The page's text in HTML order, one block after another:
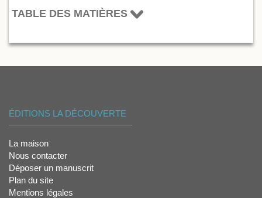
TABLE DES MATIÈRES
ÉDITIONS LA DÉCOUVERTE
La maison
Nous contacter
Déposer un manuscrit
Plan du site
Mentions légales